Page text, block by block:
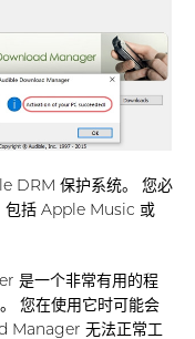
DRM 保护系统。 您必
包括 Apple Music 或
是一个非常有用的程
您在使用它时可能会
Manager 无法正常工